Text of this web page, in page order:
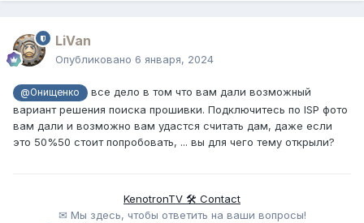
LiVan
Опубликовано 6 января, 2024
@Онищенко
все дело в том что вам дали возможный
вариант решения поиска прошивки. Подключитесь по ISP фото
вам дали и возможно вам удастся считать дам, даже если
это 50%50 стоит попробовать, ... вы для чего тему открыли?
KenotronTV 🛠 Contact
✉ Мы здесь, чтобы ответить на ваши вопросы!